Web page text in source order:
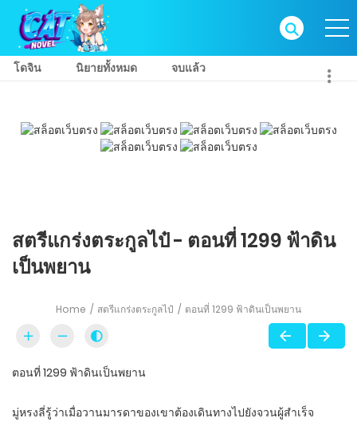
โดจิน นิยายทั้งหมด จบแล้ว
สตรีแกร่งตระกูลไป๋ - ตอนที่ 1299 ฟ้าดิน
เป็นพยาน
Home สตรีแกร่งตระกูลไป๋ ตอนที่ 1299 ฟ้าดินเป็นพยาน
ตอนที่ 1299 ฟ้าดินเป็นพยาน
มู่หรงลี่รู้ว่าเมื่อวานมารดาของเขาต้องเดินทางไปยังจวนผู้สำเร็จ